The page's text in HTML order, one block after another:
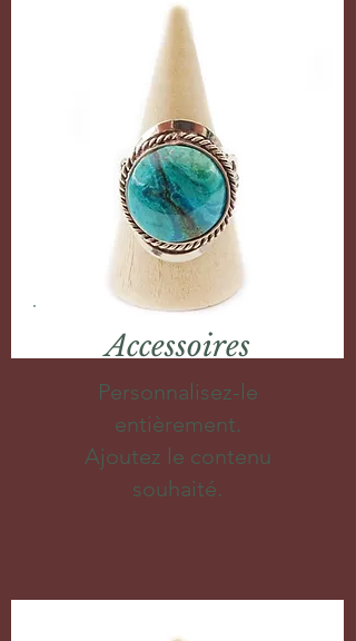
Accessoires
Personnalisez-le
entièrement.
Ajoutez le contenu
souhaité.